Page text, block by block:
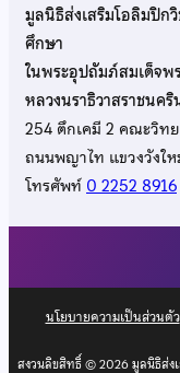
มูลนิธิส่งเสริมโอลิมปิก
ศึกษา
ในพระอุปถัมภ์สมเด็จพ
หลวงนราธิวาสราชนค
254 ตึกเคมี 2 คณะวิท
ถนนพญาไท แขวงวังใ
โทรศัพท์0 2252 8916
นโยบายความเป็นส่วนตัว
สงวนลิขสิทธิ์ © 2026 มูลนิธิส่ง